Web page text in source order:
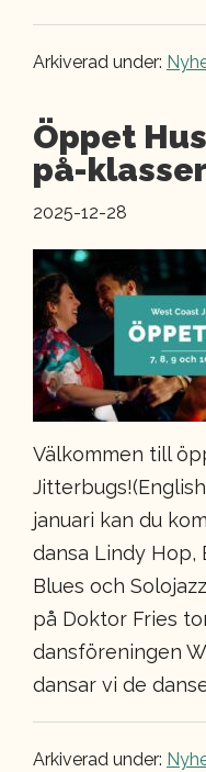
Arkiverad under:
Öppet
på-klasser
2025-12-28
Välkommen till
januari kan du
dansa Lindy Hop,
Blues och
på Doktor Fries
dansföreningen
dansar vi de
Arkiverad under: